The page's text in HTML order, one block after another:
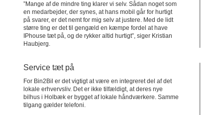
”Mange af de mindre ting klarer vi selv. Sådan noget som
en medarbejder, der synes, at hans mobil går for hurtigt
på svarer, er det nemt for mig selv at justere. Med de lidt
større ting er det til gengæld en kæmpe fordel at have
IPhouse tæt på, og de rykker altid hurtigt”, siger Kristian
Haubjerg.
Service tæt på
For Bin2Bil er det vigtigt at være en integreret del af det
lokale erhvervsliv. Det er ikke tilfældigt, at deres nye
bilhus i Holbæk er bygget af lokale håndværkere. Samme
tilgang gælder telefoni.